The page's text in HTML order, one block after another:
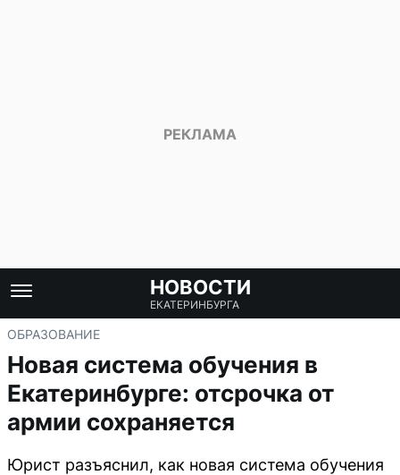
НОВОСТИ
ЕКАТЕРИНБУРГА
ОБРАЗОВАНИЕ
Новая система обучения в
Екатеринбурге: отсрочка от
армии сохраняется
Юрист разъяснил, как новая система обучения